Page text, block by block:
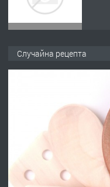
Случайна рецепта